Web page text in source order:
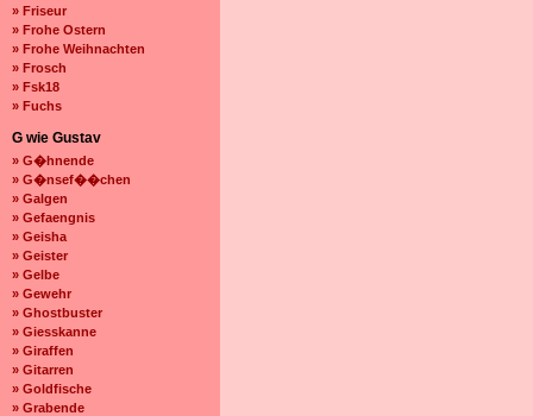
» Friseur
» Frohe Ostern
» Frohe Weihnachten
» Frosch
» Fsk18
» Fuchs
G wie Gustav
» G�hnende
» G�nsef��chen
» Galgen
» Gefaengnis
» Geisha
» Geister
» Gelbe
» Gewehr
» Ghostbuster
» Giesskanne
» Giraffen
» Gitarren
» Goldfische
» Grabende